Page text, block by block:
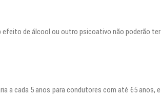
de álcool ou outro psicoativo não poderão ter
a cada 5 anos para condutores com até 65 anos, e